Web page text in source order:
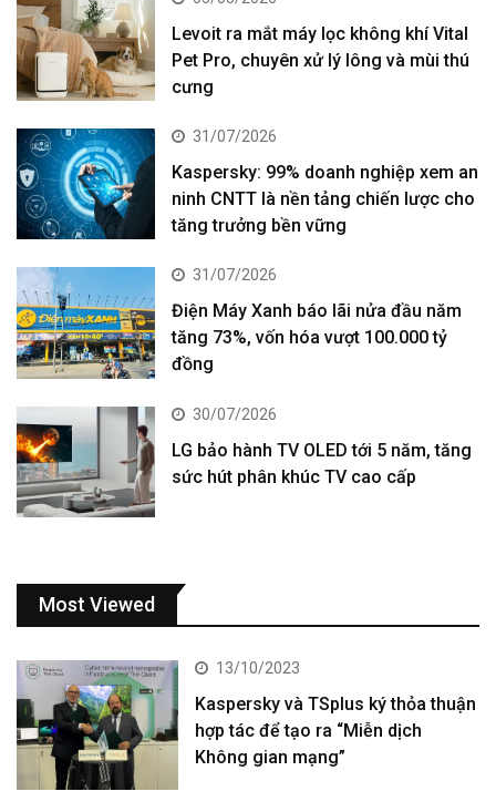
Levoit ra mắt máy lọc không khí Vital
Pet Pro, chuyên xử lý lông và mùi thú
cưng
31/07/2026
Kaspersky: 99% doanh nghiệp xem an
ninh CNTT là nền tảng chiến lược cho
tăng trưởng bền vững
31/07/2026
Điện Máy Xanh báo lãi nửa đầu năm
tăng 73%, vốn hóa vượt 100.000 tỷ
đồng
30/07/2026
LG bảo hành TV OLED tới 5 năm, tăng
sức hút phân khúc TV cao cấp
Most Viewed
13/10/2023
Kaspersky và TSplus ký thỏa thuận
hợp tác để tạo ra “Miễn dịch
Không gian mạng”